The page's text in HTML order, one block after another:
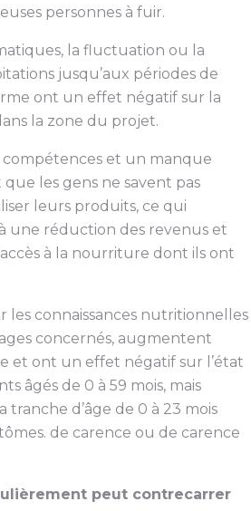
personnes à fuir.
la fluctuation ou la
jusqu’aux périodes de
ont un effet négatif sur la
la zone du projet.
compétences et un manque
les gens ne savent pas
leurs produits, ce qui
une réduction des revenus et
à la nourriture dont ils ont
les connaissances nutritionnelles
concernés, augmentent
et ont un effet négatif sur l’état
âgés de 0 à 59 mois, mais
d’âge de 0 à 23 mois
de carence ou de carence
peut contrecarrer